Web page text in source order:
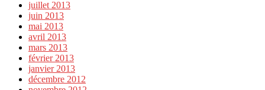
juillet 2013
juin 2013
mai 2013
avril 2013
mars 2013
février 2013
janvier 2013
décembre 2012